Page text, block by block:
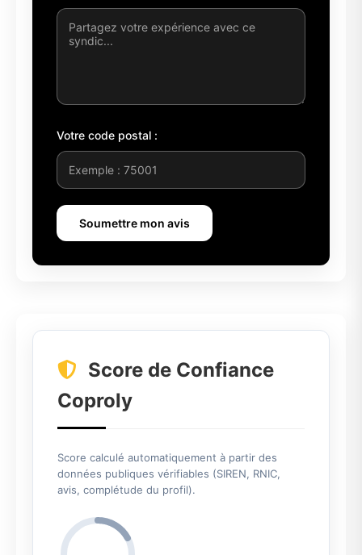
Votre code postal :
Soumettre mon avis
Score de Confiance
Coproly
Score calculé automatiquement à partir des
données publiques vérifiables (SIREN, RNIC,
avis, complétude du profil).